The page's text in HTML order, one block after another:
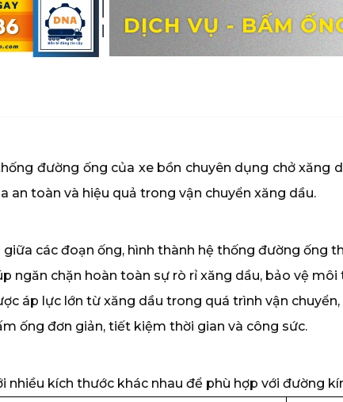
đường ống của xe bồn chuyên dụng chở xăng
an toàn và hiệu quả trong vận chuyển xăng dầu.
các đoạn ống, hình thành hệ thống đường ống
ngăn chặn hoàn toàn sự rò rỉ xăng dầu, bảo vệ
áp lực lớn từ xăng dầu trong quá trình vận
ống đơn giản, tiết kiệm thời gian và công sức.
kích thước khác nhau để phù hợp với đường